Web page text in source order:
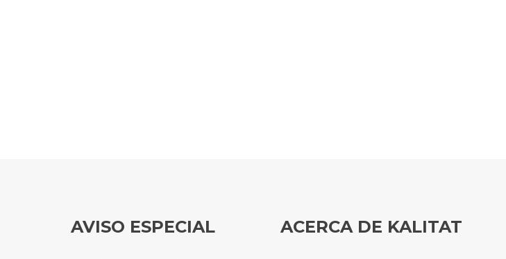
AVISO ESPECIAL ACERCA DE KALITAT